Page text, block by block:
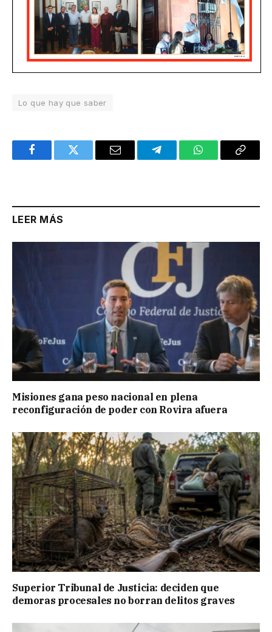
Lo que hay que saber
FacebookTwitter Email TelegramWhatsAppCopy
LEER MÁS
Misiones gana peso nacional en plena
reconfiguración de poder con Rovira afuera
Superior Tribunal de Justicia: deciden que
demoras procesales no borran delitos graves